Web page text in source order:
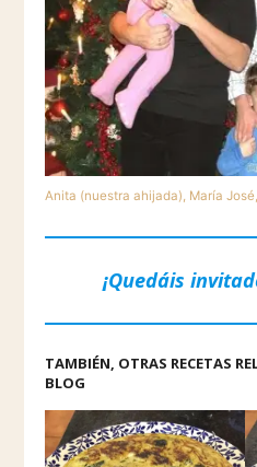
Anita (nuestra ahijada), María
¡Quedáis
TAMBIÉN, OTRAS RECETAS
BLOG